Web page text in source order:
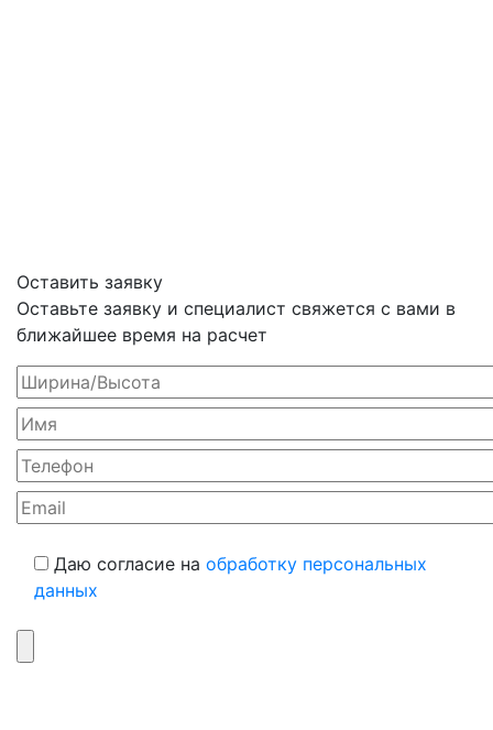
Оставить заявку
Оставьте заявку и специалист свяжется с вами в
ближайшее время на расчет
Даю согласие на обработку персональных
данных